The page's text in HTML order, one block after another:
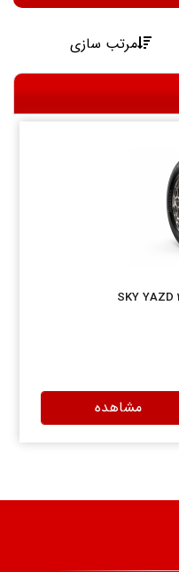
مرتب سازی
مشاهده